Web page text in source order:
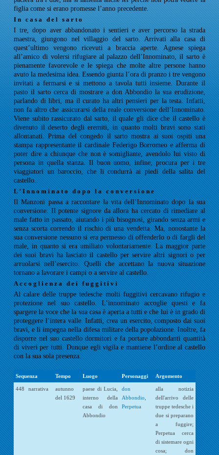
figlia come si erano promesse l’anno precedente.
In casa del sarto
I tre, dopo aver abbandonato i sentieri e aver percorso la strada
maestra, giungono nel villaggio del sarto. Arrivati alla casa di
quest’ultimo vengono ricevuti a braccia aperte. Agnese spiega
all’amico di volersi rifugiare al palazzo dell’Innominato, il sarto è
pienamente favorevole e le spiega che molte altre persone hanno
avuto la medesima idea. Essendo giunta l’ora di pranzo i tre vengono
invitati a fermarsi e si mettono a tavola tutti insieme. Durante il
pasto il sarto cerca di mostrare a don Abbondio la sua erudizione,
parlando di libri, ma il curato ha altri pensieri per la testa. Infatti,
non fa altro che assicurarsi della reale conversione dell’Innominato.
Viene subito rassicurato dal sarto, il quale gli dice che il castello è
divenuto il deserto degli eremiti, in quanto molti bravi sono stati
allontanati. Prima del congedo il sarto mostra ai suoi ospiti una
stampa rappresentante il cardinale Federigo Borromeo e afferma di
poter dire a chiunque che non è somigliante, avendolo lui visto di
persona in quella stanza. Il buon uomo, infine, procura per i tre
viaggiatori un baroccio, che li condurrà ai piedi della salita del
castello..
L’Innominato dopo la conversione
Il Manzoni passa a raccontare la vita dell’Innominato dopo la sua
conversione. Il potente signore da allora ha cercato di rimediare al
male fatto in passato, aiutando i più bisognosi, girando senza armi e
senza scorta correndo il rischio di una vendetta. Ma, nonostante la
sua conversione nessuno si era permesso di offenderlo o di fargli del
male, in quanto si era umiliato volontariamente. La maggior parte
dei suoi bravi ha lasciato il castello per servire altri signori o per
arruolarsi nell’esercito. Quelli che accettano la nuova situazione
tornano a lavorare i campi o a servire al castello.
Accoglienza dei fuggitivi
Al calare delle truppe tedesche molti fuggitivi cercavano rifugio e
protezione nel suo castello. L’innominato accoglie questi e fa
spargere la voce che la sua casa è aperta a tutti e che lui è in grado di
proteggere l’intera valle. Infatti, crea un esercito, composto dai suoi
bravi, e li impegna nella difesa militare della popolazione. Inoltre, fa
disporre nel suo castello dormitori e fa portare abbondanti quantità
di viveri per tutti. Dunque egli vigila e mantiene l’ordine al castello
con la sua sola presenza.
Sequenza Tempo Luogo Personaggi Argomento
448 narrativa
autunno
del 1629
paese di Lucia,
interno della
casa di don
Abbondio
don
Abbondio
Perpetua
alla notizia
dell'arrivo delle
truppe tedesche i
due si preparano
a fuggire;
Perpetua cerca
di sistemare ogni
cosa; don